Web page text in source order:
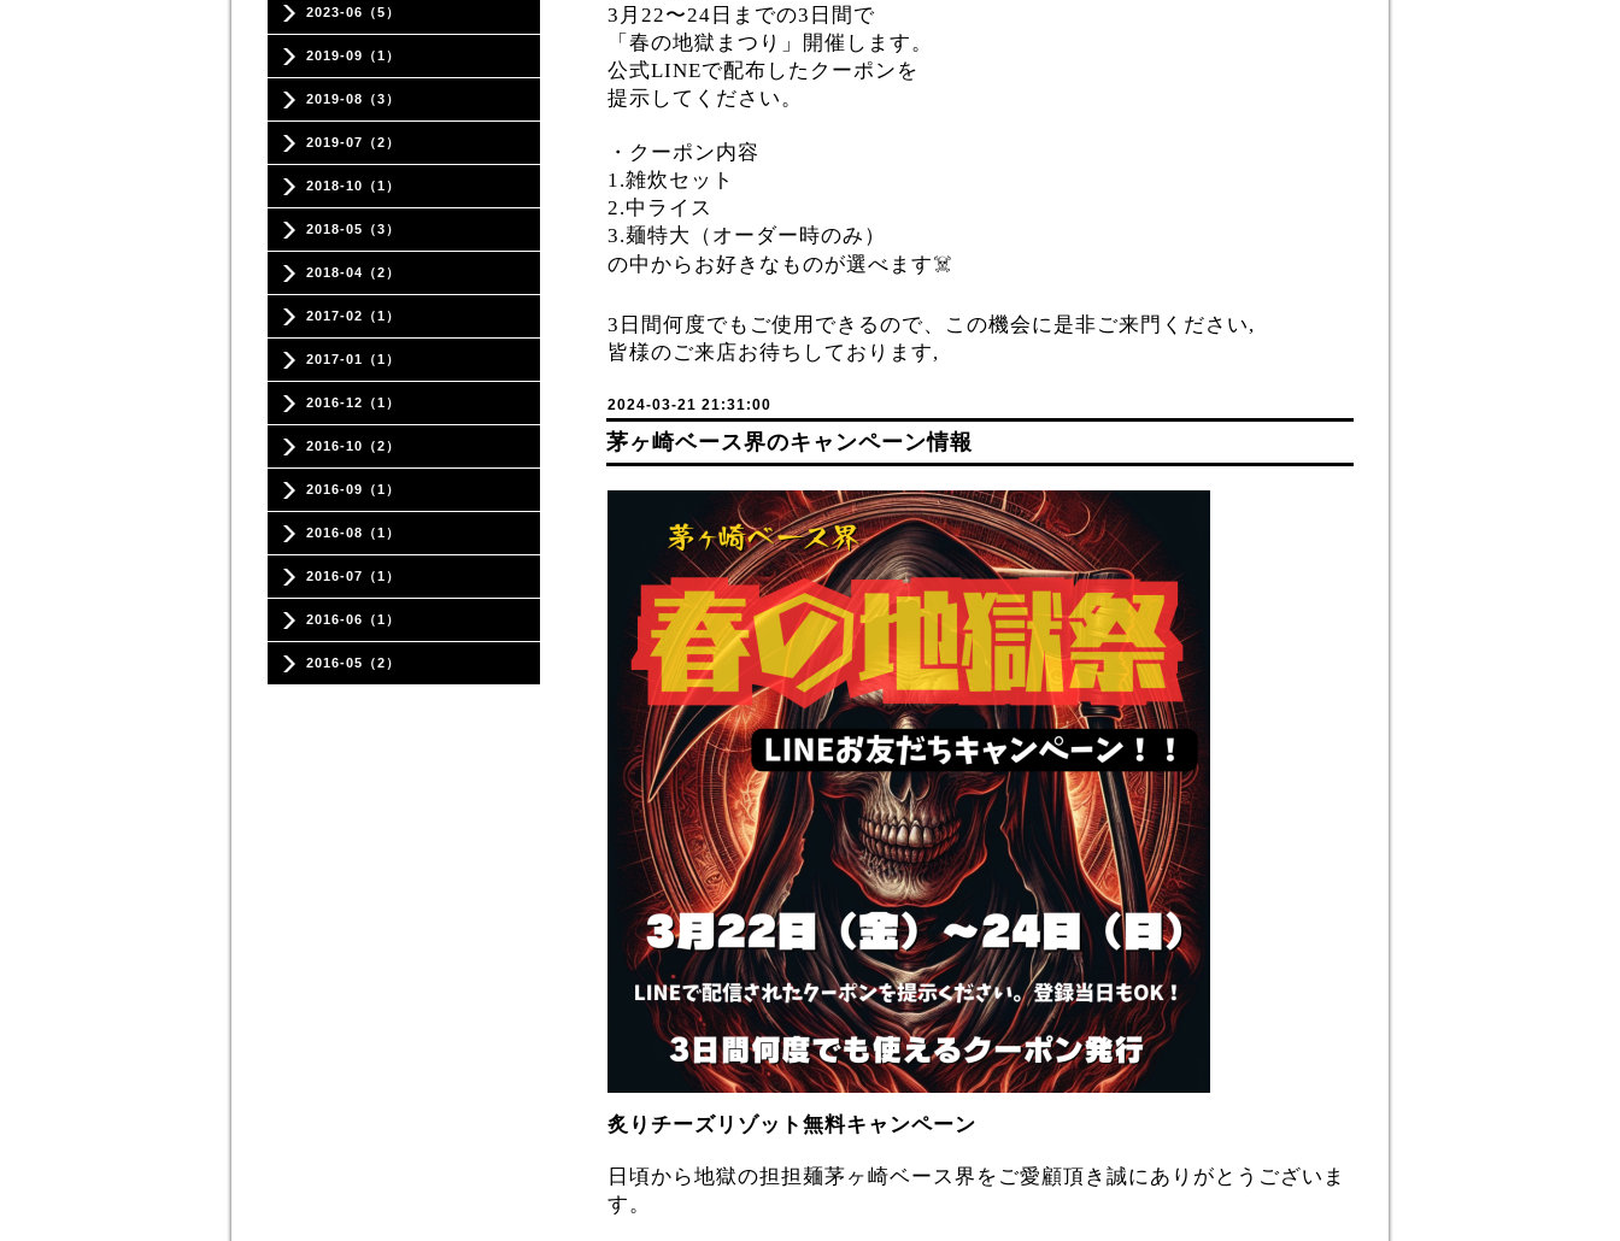
2023-06（5）
2019-09（1）
2019-08（3）
2019-07（2）
2018-10（1）
2018-05（3）
2018-04（2）
2017-02（1）
2017-01（1）
2016-12（1）
2016-10（2）
2016-09（1）
2016-08（1）
2016-07（1）
2016-06（1）
2016-05（2）
3月22〜24日までの3日間で
「春の地獄まつり」開催します。
公式LINEで配布したクーポンを
提示してください。
・クーポン内容
1.雑炊セット
2.中ライス
3.麺特大（オーダー時のみ）
の中からお好きなものが選べます☠️
3日間何度でもご使用できるので、この機会に是非ご来門ください,
皆様のご来店お待ちしております,
2024-03-21 21:31:00
茅ヶ崎ベース界のキャンペーン情報
炙りチーズリゾット無料キャンペーン
日頃から地獄の担担麺茅ヶ崎ベース界をご愛顧頂き誠にありがとうございま
す。